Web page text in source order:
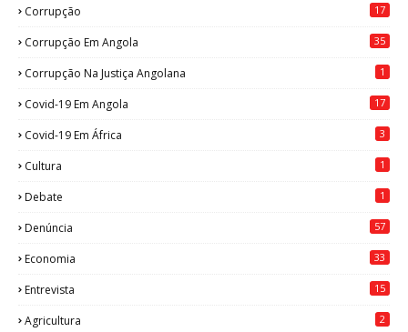
Corrupção 17
Corrupção Em Angola 35
Corrupção Na Justiça Angolana 1
Covid-19 Em Angola 17
Covid-19 Em África 3
Cultura 1
Debate 1
Denúncia 57
Economia 33
Entrevista 15
Agricultura 2